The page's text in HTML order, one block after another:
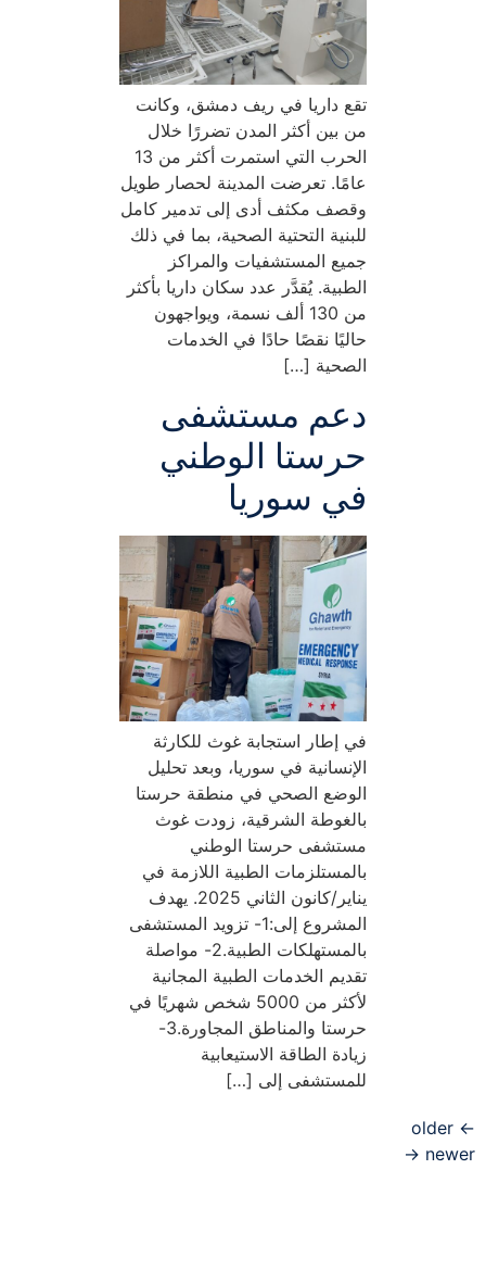
تقع داريا في ريف دمشق، وكانت
من بين أكثر المدن تضررًا خلال
الحرب التي استمرت أكثر من 13
عامًا. تعرضت المدينة لحصار طويل
وقصف مكثف أدى إلى تدمير كامل
للبنية التحتية الصحية، بما في ذلك
جميع المستشفيات والمراكز
الطبية. يُقدَّر عدد سكان داريا بأكثر
من 130 ألف نسمة، ويواجهون
حاليًا نقصًا حادًا في الخدمات
الصحية […]
دعم مستشفى
حرستا الوطني
في سوريا
في إطار استجابة غوث للكارثة
الإنسانية في سوريا، وبعد تحليل
الوضع الصحي في منطقة حرستا
بالغوطة الشرقية، زودت غوث
مستشفى حرستا الوطني
بالمستلزمات الطبية اللازمة في
يناير/كانون الثاني 2025. يهدف
المشروع إلى:1- تزويد المستشفى
بالمستهلكات الطبية.2- مواصلة
تقديم الخدمات الطبية المجانية
لأكثر من 5000 شخص شهريًا في
حرستا والمناطق المجاورة.3-
زيادة الطاقة الاستيعابية
للمستشفى إلى […]
←
older
newer
→